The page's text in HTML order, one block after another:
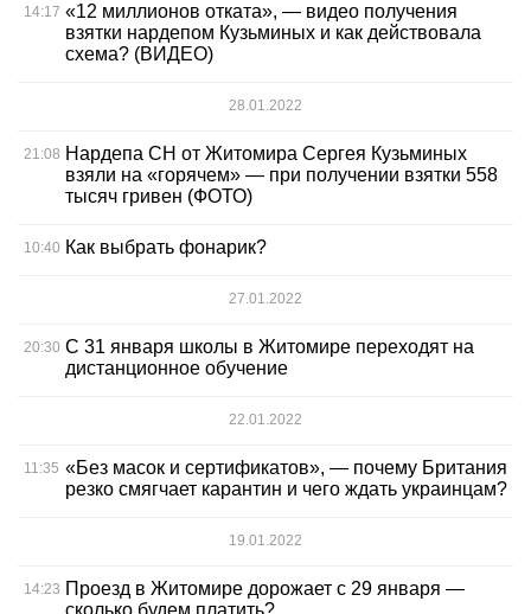
14:17 «12 миллионов отката», — видео получения
взятки нардепом Кузьминых и как действовала
схема? (ВИДЕО)
28.01.2022
21:08 Нардепа СН от Житомира Сергея Кузьминых
взяли на «горячем» — при получении взятки 558
тысяч гривен (ФОТО)
10:40 Как выбрать фонарик?
27.01.2022
20:30 С 31 января школы в Житомире переходят на
дистанционное обучение
22.01.2022
11:35 «Без масок и сертификатов», — почему Британия
резко смягчает карантин и чего ждать украинцам?
19.01.2022
14:23 Проезд в Житомире дорожает с 29 января —